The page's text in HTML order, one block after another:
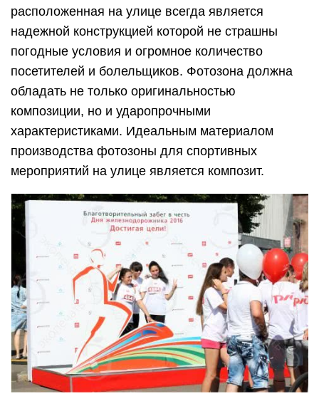
расположенная на улице всегда является
надежной конструкцией которой не страшны
погодные условия и огромное количество
посетителей и болельщиков. Фотозона должна
обладать не только оригинальностью
композиции, но и ударопрочными
характеристиками. Идеальным материалом
производства фотозоны для спортивных
мероприятий на улице является композит.